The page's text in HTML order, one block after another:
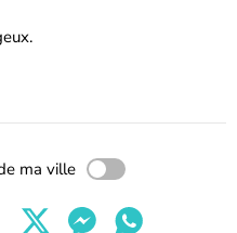
ma ville